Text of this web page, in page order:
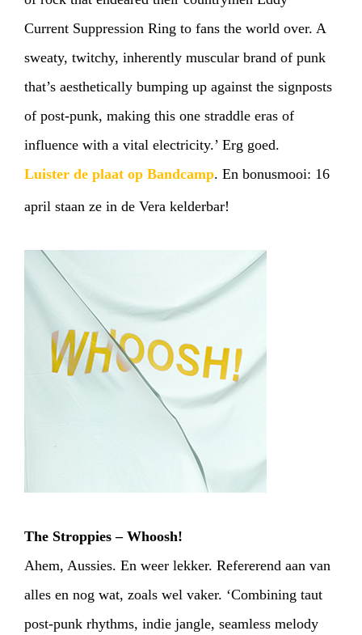
HOMEAGENDA
PHOTOSNEWSINFOWEBSHOP
MY TICKETS
Current Suppression Ring to fans the world over. A
sweaty, twitchy, inherently muscular brand of punk
that’s aesthetically bumping up against the signposts
of post-punk, making this one straddle eras of
influence with a vital electricity.’ Erg goed.
Luister de plaat op Bandcamp. En bonusmooi: 16
april staan ze in de Vera kelderbar!
The Stroppies – Whoosh!
Ahem, Aussies. En weer lekker. Refererend aan van
alles en nog wat, zoals wel vaker. ‘Combining taut
post-punk rhythms, indie jangle, seamless melody